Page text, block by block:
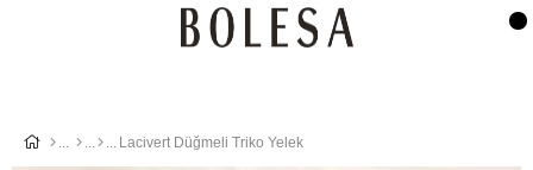
Lacivert Düğmeli Triko Yelek